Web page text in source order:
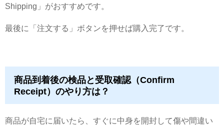
Shipping」がおすすめです。
最後に「注文する」ボタンを押せば購入完了です。
商品到着後の検品と受取確認（Confirm
Receipt）のやり方は？
商品が自宅に届いたら、すぐに中身を開封して傷や間違い